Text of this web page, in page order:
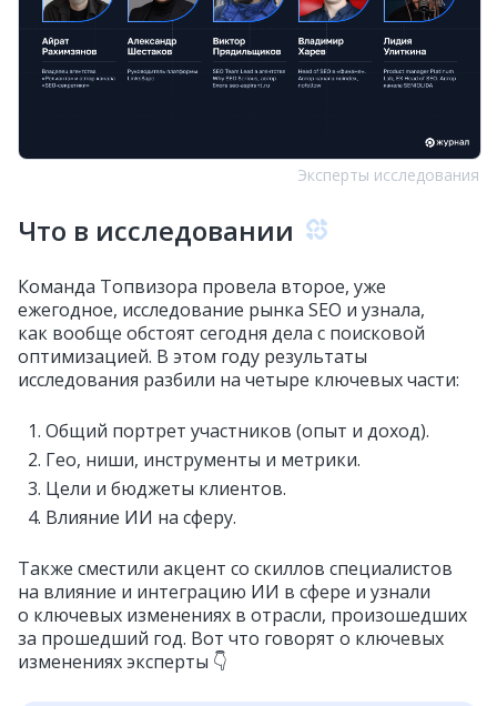
Эксперты исследования
Что в исследовании
Команда Топвизора провела второе, уже
ежегодное, исследование рынка SEO и узнала,
как вообще обстоят сегодня дела с поисковой
оптимизацией. В этом году результаты
исследования разбили на четыре ключевых части:
Общий портрет участников (опыт и доход).
Гео, ниши, инструменты и метрики.
Цели и бюджеты клиентов.
Влияние ИИ на сферу.
Также сместили акцент со скиллов специалистов
на влияние и интеграцию ИИ в сфере и узнали
о ключевых изменениях в отрасли, произошедших
за прошедший год. Вот что говорят о ключевых
изменениях эксперты 👇